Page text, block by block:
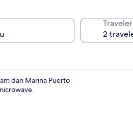
Traveler
dan Marina Puerto